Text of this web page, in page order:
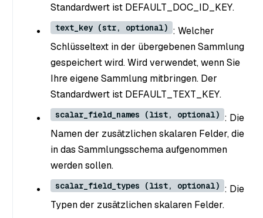
Standardwert ist DEFAULT_DOC_ID_KEY.
text_key (str, optional) : Welcher
Schlüsseltext in der übergebenen Sammlung
gespeichert wird. Wird verwendet, wenn Sie
Ihre eigene Sammlung mitbringen. Der
Standardwert ist DEFAULT_TEXT_KEY.
scalar_field_names (list, optional) : Die
Namen der zusätzlichen skalaren Felder, die
in das Sammlungsschema aufgenommen
werden sollen.
scalar_field_types (list, optional) : Die
Typen der zusätzlichen skalaren Felder.